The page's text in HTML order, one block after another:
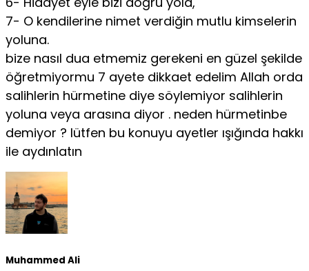
7- O kendilerine nimet verdiğin mutlu kimselerin
yoluna.
bize nasıl dua etmemiz gerekeni en güzel şekilde
öğretmiyormu 7 ayete dikkaet edelim Allah orda
salihlerin hürmetine diye söylemiyor salihlerin
yoluna veya arasına diyor . neden hürmetinbe
demiyor ? lütfen bu konuyu ayetler ışığında hakkı
ile aydınlatın
Muhammed Ali